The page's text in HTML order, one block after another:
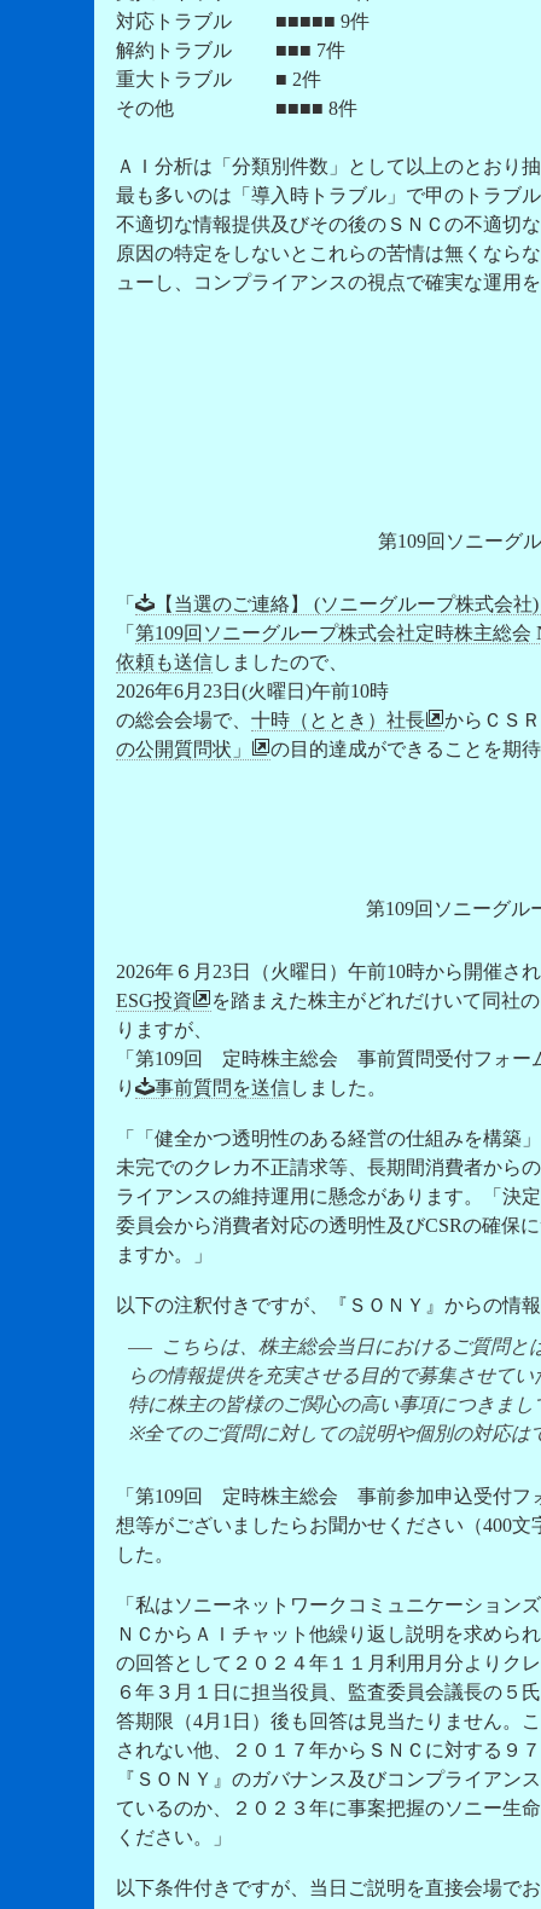
対応トラブル ■■■■■ 9件
解約トラブル ■■■ 7件
重大トラブル ■ 2件
その他 ■■■■ 8件
ＡＩ分析は「分類別件数」として以上のとおり
最も多いのは「導入時トラブル」で甲のトラブ
不適切な情報提供及びその後のＳＮＣの不適切
原因の特定をしないとこれらの苦情は無くなら
ューし、コンプライアンスの視点で確実な運用
第109回ソニーグ
「
【当選のご連絡】 (ソニーグループ株式会
「 第109回ソニーグループ株式会社定時株主総
依頼も送信しましたので、
2026年6月23日(火曜日)午前10時
の総会会場で、 十時（ととき）社長
からＣＳ
の公開質問状」
の目的達成ができることを期
第109回ソニーグ
2026年６月23日（火曜日）午前10時から開催さ
ESG投資
を踏まえた株主がどれだけいて同社
りますが、
「第109回 定時株主総会 事前質問受付フォー
り
事前質問を送信しました。
「「 健全かつ透明性のある経営の仕組みを構築
未完でのクレカ不正請求等、長期間消費者から
ライアンスの維持運用に懸念があります。「決
委員会から消費者対応の透明性及びCSRの確保
ますか。」
以下の注釈付きですが、『ＳＯＮＹ』からの情
こちらは、株主総会当日におけるご質問
らの情報提供を充実させる目的で募集させて
特に株主の皆様のご関心の高い事項につきま
※全てのご質問に対しての説明や個別の対応は
「第109回 定時株主総会 事前参加申込受付フ
想等がございましたらお聞かせください（400文
した。
「私はソニーネットワークコミュニケーション
ＮＣからＡＩチャット他繰り返し説明を求めら
の回答として２０２４年１１月利用月分よりク
６年３月１日に担当役員、監査委員会議長の５
答期限（4月1日）後も回答は見当たりません。
されない他、
２０１７年からＳＮＣに対する９
『ＳＯＮＹ』のガバナンス及びコンプライアン
ているのか、２０２３年に事案把握のソニー生
ください。」
以下条件付きですが、当日ご説明を直接会場で